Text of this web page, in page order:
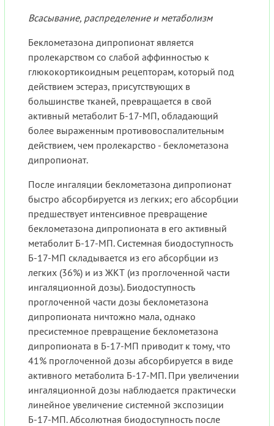
Всасывание, распределение и метаболизм
Беклометазона дипропионат является
пролекарством со слабой аффинностью к
глюкокортикоидным рецепторам, который под
действием эстераз, присутствующих в
большинстве тканей, превращается в свой
активный метаболит Б-17-МП, обладающий
более выраженным противовоспалительным
действием, чем пролекарство - беклометазона
дипропионат.
После ингаляции беклометазона дипропионат
быстро абсорбируется из легких; его абсорбции
предшествует интенсивное превращение
беклометазона дипропионата в его активный
метаболит Б-17-МП. Системная биодоступность
Б-17-МП складывается из его абсорбции из
легких (36%) и из ЖКТ (из проглоченной части
ингаляционной дозы). Биодоступность
проглоченной части дозы беклометазона
дипропионата ничтожно мала, однако
пресистемное превращение беклометазона
дипропионата в Б-17-МП приводит к тому, что
41% проглоченной дозы абсорбируется в виде
активного метаболита Б-17-МП. При увеличении
ингаляционной дозы наблюдается практически
линейное увеличение системной экспозиции
Б-17-МП. Абсолютная биодоступность после